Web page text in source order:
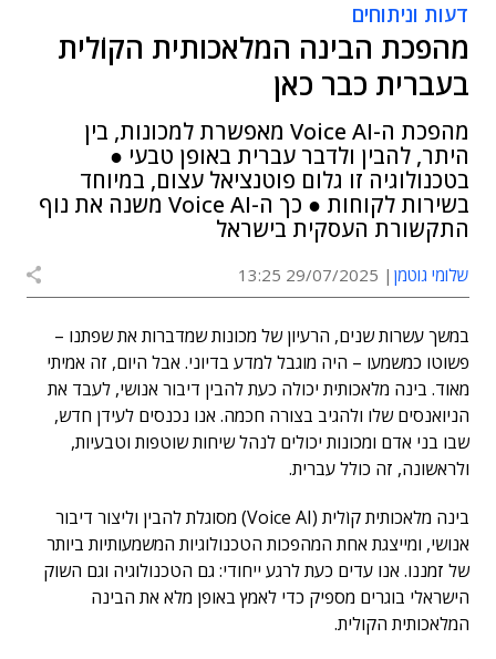
דעות וניתוחים
מהפכת הבינה המלאכותית הקוֹלית
בעברית כבר כאן
מהפכת ה-Voice AI מאפשרת למכונות, בין
היתר, להבין ולדבר עברית באופן טבעי ●
בטכנולוגיה זו גלום פוטנציאל עצום, במיוחד
בשירות לקוחות ● כך ה-Voice AI משנה את נוף
התקשורת העסקית בישראל
שלומי גוטמן 29/07/2025 13:25
במשך עשרות שנים, הרעיון של מכונות שמדברות את שפתנו –
פשוטו כמשמעו – היה מוגבל למדע בדיוני. אבל היום, זה אמיתי
מאוד. בינה מלאכותית יכולה כעת להבין דיבור אנושי, לעבד את
הניואנסים שלו ולהגיב בצורה חכמה. אנו נכנסים לעידן חדש,
שבו בני אדם ומכונות יכולים לנהל שיחות שוטפות וטבעיות,
ולראשונה, זה כולל עברית.
בינה מלאכותית קוֹלית (Voice AI) מסוגלת להבין וליצור דיבור
אנושי, ומייצגת אחת המהפכות הטכנולוגיות המשמעותיות ביותר
של זמננו. אנו עדים כעת לרגע ייחודי: גם הטכנולוגיה וגם השוק
הישראלי בוגרים מספיק כדי לאמץ באופן מלא את הבינה
המלאכותית הקולית.